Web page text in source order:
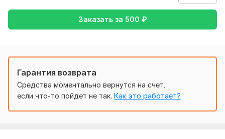
Ожидаю ваш текст, в любом формате, также прошу
уточнить с какого на какой будет осуществление
перевода
здоровье,Образование и наука,Работа, карьера
Язык перевода:
с Русского на Английский
с Английского на Русский
Заказать за 500 ₽
Гарантия возврата
Средства моментально вернутся на счет,
если что-то пойдет не так. Как это работает?